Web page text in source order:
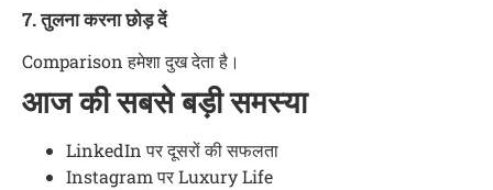
7. तुलना करना छोड़ दें
Comparison हमेशा दुख देता है।
आज की सबसे बड़ी समस्या
LinkedIn पर दूसरों की सफलता
Instagram पर Luxury Life